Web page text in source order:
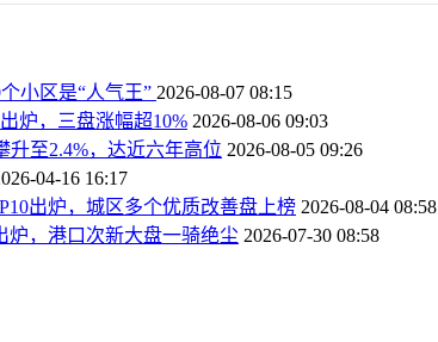
小区是“人气王” 2026-08-07 08:15
炉，三盘涨幅超10% 2026-08-06 09:03
升至2.4%，达近六年高位 2026-08-05 09:26
04-16 16:17
出炉，城区多个优质改善盘上榜 2026-08-04 08:58
炉，港口次新大盘一骑绝尘 2026-07-30 08:58